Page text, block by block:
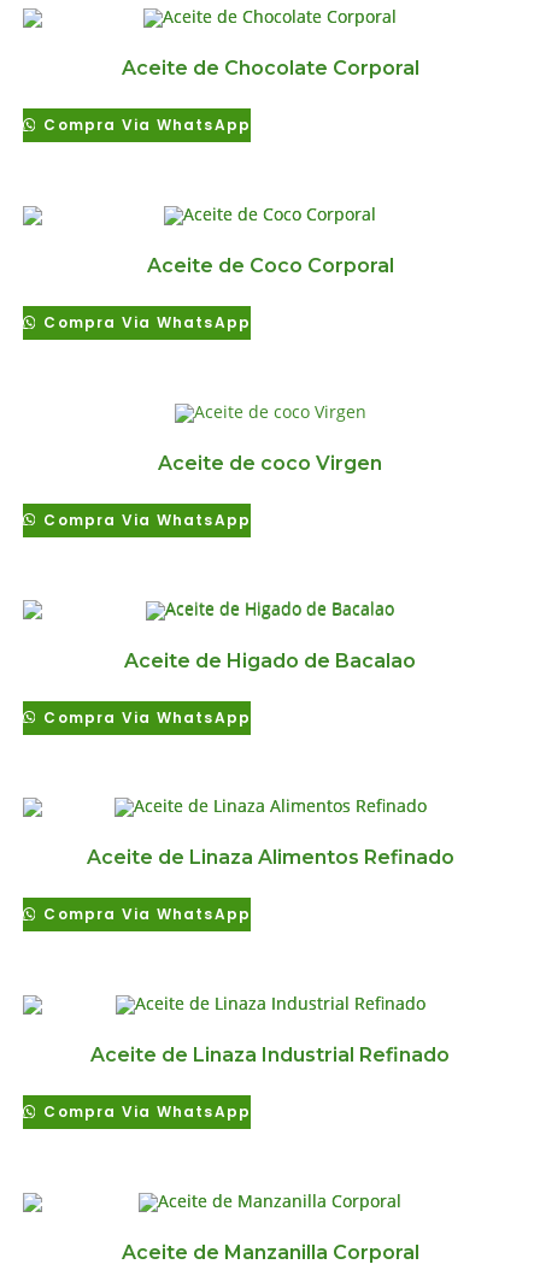
Aceite de Chocolate Corporal
Compra Via WhatsApp
Aceite de Coco Corporal
Compra Via WhatsApp
Aceite de coco Virgen
Compra Via WhatsApp
Aceite de Higado de Bacalao
Compra Via WhatsApp
Aceite de Linaza Alimentos Refinado
Compra Via WhatsApp
Aceite de Linaza Industrial Refinado
Compra Via WhatsApp
Aceite de Manzanilla Corporal